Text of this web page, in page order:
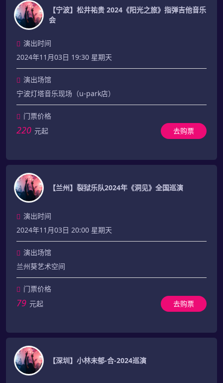
【宁波】松井祐贵 2024《阳光之旅》指弹吉他音乐
会
演出时间
2024年11月03日 19:30 星期天
演出场馆
宁波灯塔音乐现场（u-park店）
门票价格
220 元起 去购票
【兰州】裂狱乐队2024年《洞见》全国巡演
演出时间
2024年11月03日 20:00 星期天
演出场馆
兰州葵艺术空间
门票价格
79 元起 去购票
【深圳】小林未郁-合-2024巡演